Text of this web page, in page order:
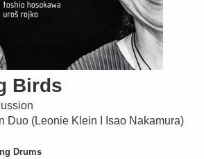
Birds
Duo (Leonie Klein I Isao Nakamura)
Drums